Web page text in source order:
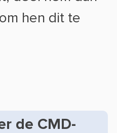
hen dit te
de CMD-